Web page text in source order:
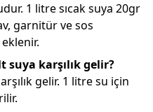
1 litre sıcak suya 20gr
garnitür ve sos
suya karşılık gelir?
gelir. 1 litre su için